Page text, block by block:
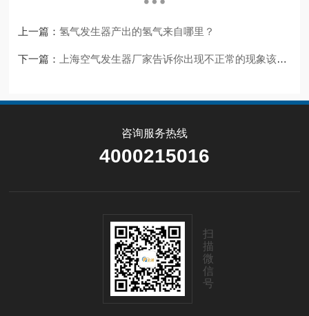
上一篇：氢气发生器产出的氢气来自哪里？
下一篇： 上海空气发生器厂家告诉你出现不正常的现象该如何解决
咨询服务热线
4000215016
扫
描
微
信
号